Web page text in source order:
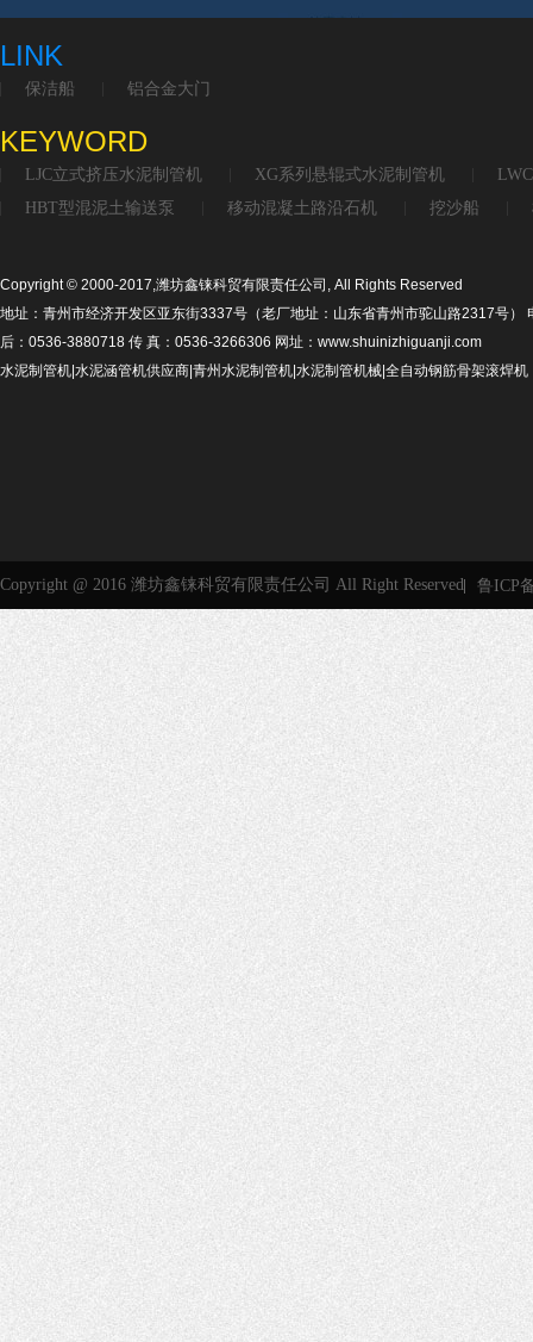
LINK
保洁船 铝合金大门
KEYWORD
LJC立式挤压水泥制管机 XG系列悬辊式水泥制管机
HBT型混泥土输送泵
移动混凝土路沿石机 挖沙船
Copyright © 2000-2017,潍坊鑫铼科贸有限责任公司, All Rights Reserved
地址：青州市经济开发区亚东街3337号（老厂地址：山东省青州市驼山路2317号
后：0536-3880718 传 真：0536-3266306 网址：www.shuinizhiguanji.com
水泥制管机|水泥涵管机供应商|青州水泥制管机|水泥制管机械|全自动钢筋骨架滚焊机
Copyright @ 2016 潍坊鑫铼科贸有限责任公司 All Right Reserved 鲁ICP